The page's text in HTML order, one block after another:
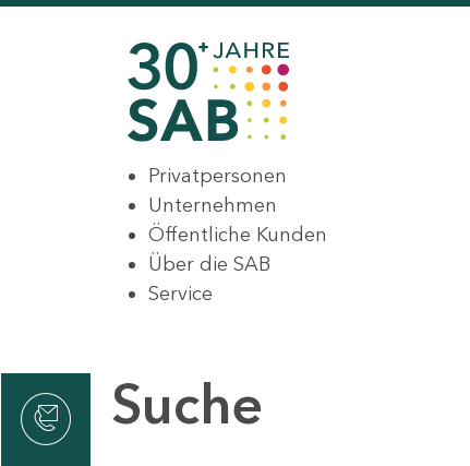
Privatpersonen
Unternehmen
Öffentliche Kunden
Über die SAB
Service
Suche